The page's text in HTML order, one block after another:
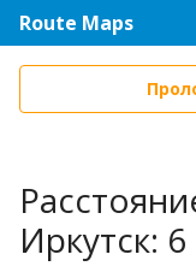
Route Maps
Иркутск: